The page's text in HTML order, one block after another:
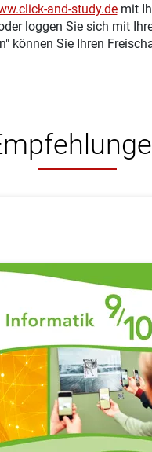
and-study.demit
loggen Sie sich mit
können Sie Ihren